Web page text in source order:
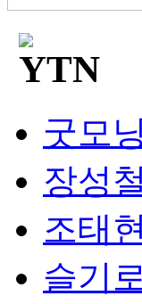
굿모
장성
조태
슬기